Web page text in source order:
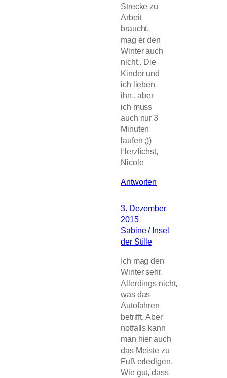
Strecke zu
Arbeit
braucht,
mag er den
Winter auch
nicht.. Die
Kinder und
ich lieben
ihn.. aber
ich muss
auch nur 3
Minuten
laufen ;))
Herzlichst,
Nicole
Antworten
3. Dezember
2015
Sabine / Insel
der Stille
Ich mag den
Winter sehr.
Allerdings nicht,
was das
Autofahren
betrifft. Aber
notfalls kann
man hier auch
das Meiste zu
Fuß erledigen.
Wie gut, dass